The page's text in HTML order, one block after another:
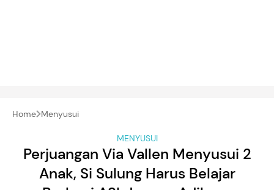
Home Menyusui
MENYUSUI
Perjuangan Via Vallen Menyusui 2
Anak, Si Sulung Harus Belajar